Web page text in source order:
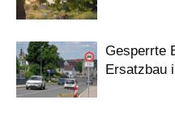
Gesperrte
Ersatzbau